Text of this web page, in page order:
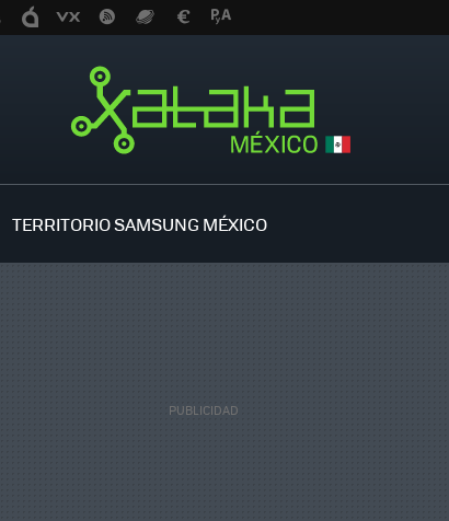
TERRITORIO SAMSUNG MÉXICO